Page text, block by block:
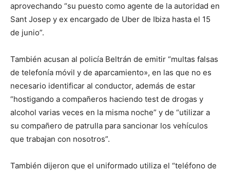
aprovechando “su puesto como agente de la autoridad en
Sant Josep y ex encargado de Uber de Ibiza hasta el 15
de junio”.
También acusan al policía Beltrán de emitir “multas falsas
de telefonía móvil y de aparcamiento», en las que no es
necesario identificar al conductor, además de estar
“hostigando a compañeros haciendo test de drogas y
alcohol varias veces en la misma noche” y de “utilizar a
su compañero de patrulla para sancionar los vehículos
que trabajan con nosotros”.
También dijeron que el uniformado utiliza el “teléfono de